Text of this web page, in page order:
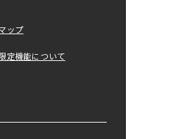
ップ
定機能について